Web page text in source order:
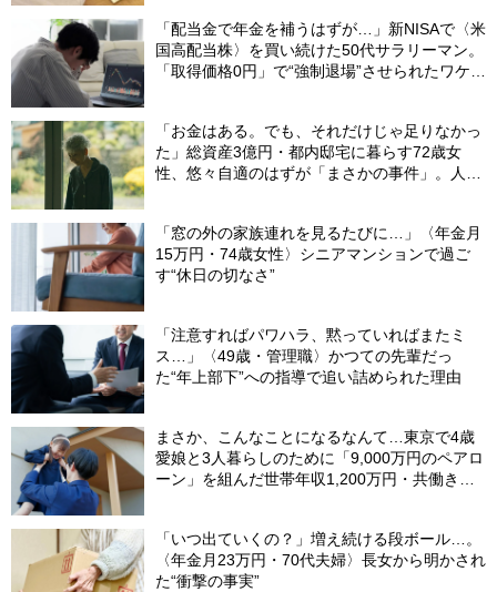
「配当金で年金を補うはずが…」新NISAで〈米
国高配当株〉を買い続けた50代サラリーマン。
「取得価格0円」で“強制退場”させられたワケ
「お金はある。でも、それだけじゃ足りなかっ
た」総資産3億円・都内邸宅に暮らす72歳女
性、悠々自適のはずが「まさかの事件」。人目
「窓の外の家族連れを見るたびに…」〈年金月
15万円・74歳女性〉シニアマンションで過ご
す“休日の切なさ”
「注意すればパワハラ、黙っていればまたミ
ス…」〈49歳・管理職〉かつての先輩だっ
た“年上部下”への指導で追い詰められた理由
まさか、こんなことになるなんて…東京で4歳
愛娘と3人暮らしのために「9,000万円のペアロ
ーン」を組んだ世帯年収1,200万円・共働き夫
「いつ出ていくの？」増え続ける段ボール…。
〈年金月23万円・70代夫婦〉長女から明かされ
た“衝撃の事実”